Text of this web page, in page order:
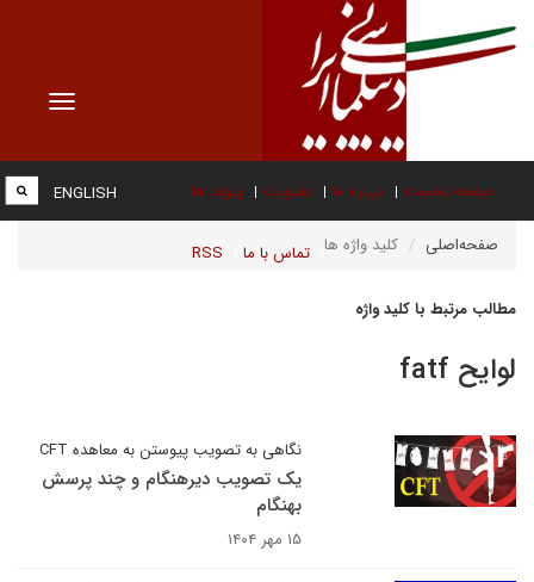
Toggle
صفحه نخست درباره ما عضویت پیوند ها
تماس با ما RSS
ENGLISH
صفحه‌اصلی کلید واژه ها
مطالب مرتبط با کلید واژه
لوایح fatf
نگاهی به تصویب پیوستن به معاهده C‌F‌T‌
یک تصویب دیرهنگام و چند پرسش
بهنگام
۱۵ مهر ۱۴۰۴